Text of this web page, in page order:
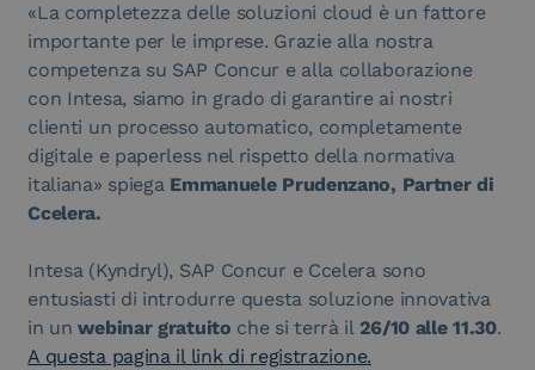
«La completezza delle soluzioni cloud è un fattore
importante per le imprese. Grazie alla nostra
competenza su SAP Concur e alla collaborazione
con Intesa, siamo in grado di garantire ai nostri
clienti un processo automatico, completamente
digitale e paperless nel rispetto della normativa
italiana» spiega Emmanuele Prudenzano, Partner di
Ccelera.
Intesa (Kyndryl), SAP Concur e Ccelera sono
entusiasti di introdurre questa soluzione innovativa
in un webinar gratuito che si terrà il 26/10 alle 11.30.
A questa pagina il link di registrazione.